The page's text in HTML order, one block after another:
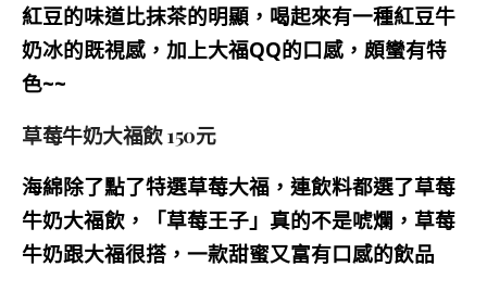
紅豆的味道比抹茶的明顯，喝起來有一種紅豆牛
奶冰的既視感，加上大福QQ的口感，頗蠻有特
色~~
草莓牛奶大福飲 150元
海綿除了點了特選草莓大福，連飲料都選了草莓
牛奶大福飲，「草莓王子」真的不是唬爛，草莓
牛奶跟大福很搭，一款甜蜜又富有口感的飲品